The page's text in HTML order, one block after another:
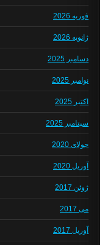
فوریه 2026
ژانویه 2026
دسامبر 2025
نوامبر 2025
اکتبر 2025
سپتامبر 2025
جولای 2020
آوریل 2020
ژوئن 2017
می 2017
آوریل 2017